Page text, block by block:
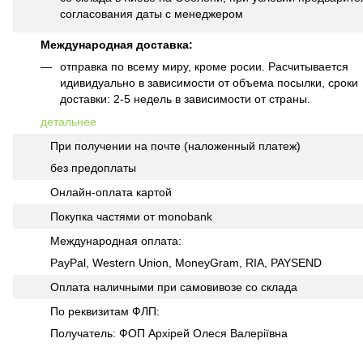
согласования даты с менеджером
Международная доставка:
отправка по всему миру, кроме росии. Расчитывается
идивидуально в зависимости от объема посылки, сроки
доставки: 2-5 недель в зависимости от страны.
детальнее
При получении на почте (наложенный платеж)
без предоплаты
Онлайн-оплата картой
Покупка частями от monobank
Международная оплата:
PayPal, Western Union, MoneyGram, RIA, PAYSEND
Оплата наличными при самовивозе со склада
По реквизитам ФЛП:
Получатель: ФОП Архірей Олеся Валеріївна